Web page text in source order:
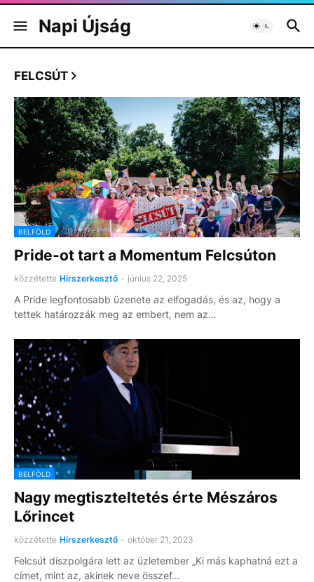
Napi Újság
FELCSÚT
BELFÖLD
Pride-ot tart a Momentum Felcsúton
közzétette Hírszerkesztő - június 22, 2025
A Pride legfontosabb üzenete az elfogadás, és az, hogy a
tettek határozzák meg az embert, nem az…
BELFÖLD
Nagy megtiszteltetés érte Mészáros
Lőrincet
közzétette Hírszerkesztő - október 21, 2023
Felcsút díszpolgára lett az üzletember „Ki más kaphatná ezt a
címet, mint az, akinek neve összef…